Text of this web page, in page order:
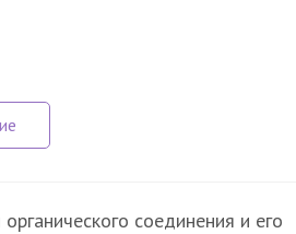
соединения и его